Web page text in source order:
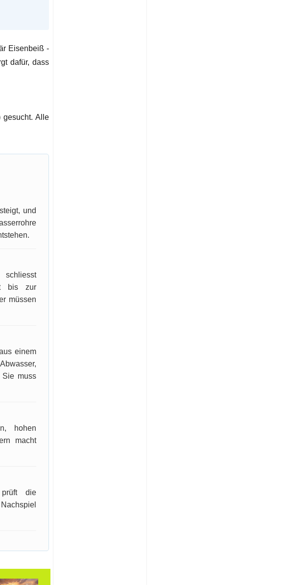
Eisenbeiß -
dafür, dass
gesucht. Alle
und
bis zur
müssen
einem
muss
hohen
macht
die